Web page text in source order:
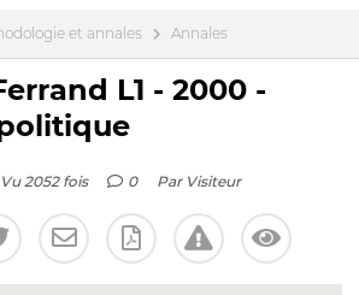
et annales Annales
L1 - 2000 -
Vu 2052 fois 0 Par Visiteur